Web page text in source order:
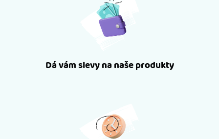
Dá vám slevy na naše produkty